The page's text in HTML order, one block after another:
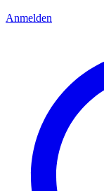
Anmelden